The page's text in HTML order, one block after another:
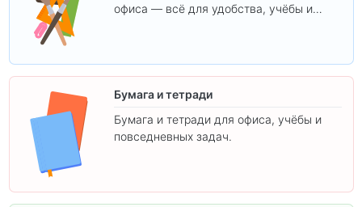
офиса — всё для удобства, учёбы и
Бумага и тетради
Бумага и тетради для офиса, учёбы и
повседневных задач.